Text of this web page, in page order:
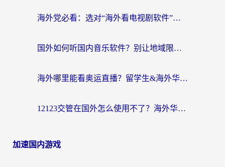
海外党必看：选对“海外看电视剧软件”，再也不用愁国内剧刷不了
国外如何听国内音乐软件？别让地域限制，断了你的中文歌单
海外哪里能看奥运直播？留学生&海外华人必看的体育赛事观赛终极指南
12123交管在国外怎么使用不了？海外华人必看的无缝访问国内资源指南
加速国内游戏